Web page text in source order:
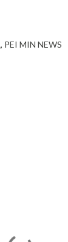
PEI MIN NEWS